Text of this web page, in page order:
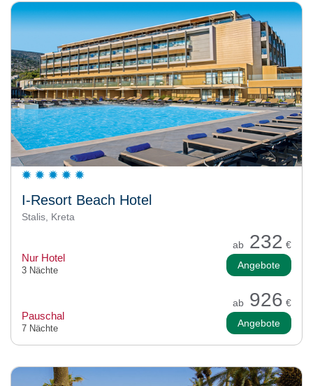
I-Resort Beach Hotel
Stalis, Kreta
ab 232 €
Nur Hotel
3 Nächte Angebote
ab 926 €
Pauschal
7 Nächte Angebote